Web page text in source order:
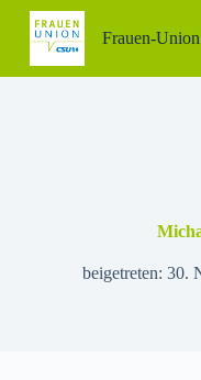
I
Frauen-
beigetreten: 30.